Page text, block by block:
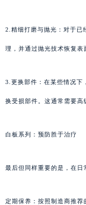
2.精细打磨与抛光：对于已
理，并通过抛光技术恢复表
3.更换部件：在某些情况下
换受损部件。这通常需要高
白板系列：预防胜于治疗
最后但同样重要的是，在日
定期保养：按照制造商推荐